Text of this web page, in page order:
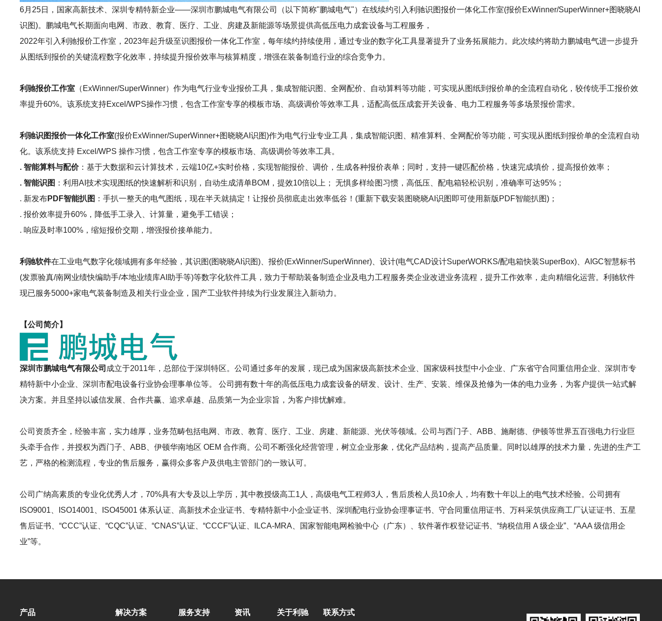
6月25日，国家高新技术、深圳专精特新企业——深圳市鹏城电气有限公司（以下简称"鹏城电气"）在线续约引入利驰识图报价一体化工作室(报价ExWinner/SuperWinner+图晓晓AI
识图)。鹏城电气长期面向电网、市政、教育、医疗、工业、房建及新能源等场景提供高低压电力成套设备与工程服务，
2022年引入利驰报价工作室，2023年起升级至识图报价一体化工作室，每年续约持续使用，通过专业的数字化工具显著提升了业务拓展能力。此次续约将助力鹏城电气进一步提升
从图纸到报价的关键流程数字化效率，持续提升报价效率与核算精度，增强在装备制造行业的综合竞争力。
利驰报价工作室 （ExWinner/SuperWinner）作为电气行业专业报价工具，集成智能识图、全网配价、自动算料等功能，可实现从图纸到报价单的全流程自动化，较传统手工报价效
率提升60%。该系统支持Excel/WPS操作习惯，包含工作室专享的模板市场、高级调价等效率工具，适配高低压成套开关设备、电力工程服务等多场景报价需求。
利驰识图报价一体化工作室(报价ExWinner/SuperWinner+图晓晓AI识图)作为电气行业专业工具，集成智能识图、精准算料、全网配价等功能，可实现从图纸到报价单的全流程自动
化。该系统支持 Excel/WPS 操作习惯，包含工作室专享的模板市场、高级调价等效率工具。
. 智能算料与配价：基于大数据和云计算技术，云端10亿+实时价格，实现智能报价、调价，生成各种报价表单；同时，支持一键匹配价格，快速完成填价，提高报价效率；
. 智能识图 ：利用AI技术实现图纸的快速解析和识别，自动生成清单BOM，提效10倍以上； 无惧多样绘图习惯，高低压、配电箱轻松识别，准确率可达95%；
. 新发布PDF智能扒图 ：手扒一整天的电气图纸，现在半天就搞定！让报价员彻底走出效率低谷！(重新下载安装图晓晓AI识图即可使用新版PDF智能扒图)；
. 报价效率提升60%，降低手工录入、计算量，避免手工错误；
. 响应及时率100%，缩短报价交期，增强报价接单能力。
利驰软件在工业电气数字化领域拥有多年经验，其识图(图晓晓AI识图)、报价(ExWinner/SuperWinner)、设计(电气CAD设计SuperWORKS/配电箱快装SuperBox)、AIGC智慧标书
(发票验真/南网业绩快编助手/本地业绩库AI助手等)等数字化软件工具，致力于帮助装备制造企业及电力工程服务类企业改进业务流程，提升工作效率，走向精细化运营。利驰软件
现已服务5000+家电气装备制造及相关行业企业，国产工业软件持续为行业发展注入新动力。
【公司简介】
深圳市鹏城电气有限公司 成立于2011年，总部位于深圳特区。公司通过多年的发展，现已成为国家级高新技术企业、国家级科技型中小企业、广东省守合同重信用企业、深圳市专
精特新中小企业、深圳市配电设备行业协会理事单位等。 公司拥有数十年的高低压电力成套设备的研发、设计、生产、安装、维保及抢修为一体的电力业务，为客户提供一站式解
决方案。并且坚持以诚信发展、合作共赢、追求卓越、品质第一为企业宗旨，为客户排忧解难。
公司资质齐全，经验丰富，实力雄厚，业务范畴包括电网、市政、教育、医疗、工业、房建、新能源、光伏等领域。公司与西门子、ABB、施耐德、伊顿等世界五百强电力行业巨
头牵手合作，并授权为西门子、ABB、伊顿华南地区 OEM 合作商。公司不断强化经营管理，树立企业形象，优化产品结构，提高产品质量。同时以雄厚的技术力量，先进的生产工
艺，严格的检测流程，专业的售后服务，赢得众多客户及供电主管部门的一致认可。
公司广纳高素质的专业化优秀人才，70%具有大专及以上学历，其中教授级高工1人，高级电气工程师3人，售后质检人员10余人，均有数十年以上的电气技术经验。公司拥有
ISO9001、ISO14001、ISO45001 体系认证、高新技术企业证书、专精特新中小企业证书、深圳配电行业协会理事证书、守合同重信用证书、万科采筑供应商工厂认证证书、五星
售后证书、“CCC”认证、“CQC”认证、“CNAS”认证、“CCCF”认证、ILCA-MRA、国家智能电网检验中心（广东）、软件著作权登记证书、“纳税信用 A 级企业”、“AAA 级信用企
业”等。
产品 解决方案 服务支持 资讯 关于利驰 联系方式